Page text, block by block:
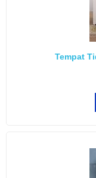
Tempat